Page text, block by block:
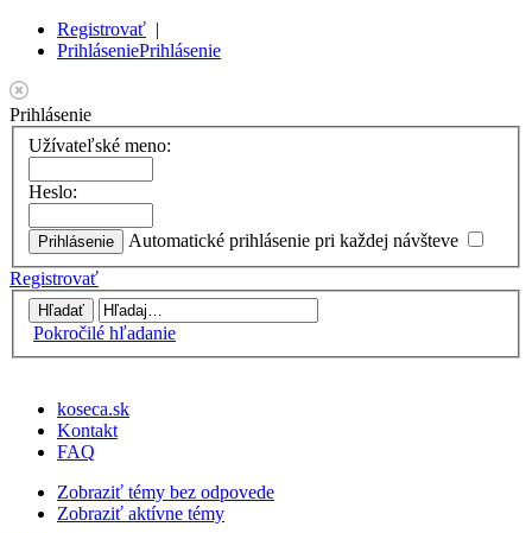
Registrovať |
PrihláseniePrihlásenie
Prihlásenie
Užívateľské meno:
Heslo:
Automatické prihlásenie pri každej návšteve
Registrovať
Pokročilé hľadanie
koseca.sk
Kontakt
FAQ
Zobraziť témy bez odpovede
Zobraziť aktívne témy